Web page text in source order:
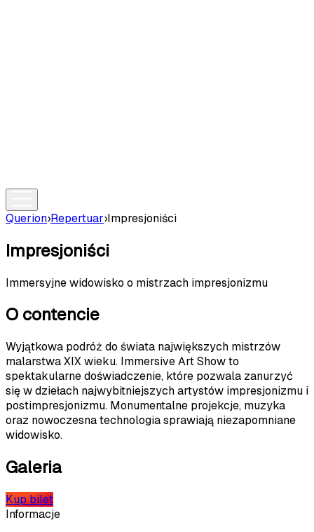
Querion›Repertuar›Impresjoniści
Impresjoniści
Immersyjne widowisko o mistrzach impresjonizmu
O contencie
Wyjątkowa podróż do świata największych mistrzów
malarstwa XIX wieku. Immersive Art Show to
spektakularne doświadczenie, które pozwala zanurzyć
się w dziełach najwybitniejszych artystów impresjonizmu i
postimpresjonizmu. Monumentalne projekcje, muzyka
oraz nowoczesna technologia sprawiają niezapomniane
widowisko.
Galeria
Kup bilet
Informacje